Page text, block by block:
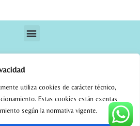
utiliza cookies de carácter técnico,
Estas cookies están exentas
según la normativa vigente.
© 2023. Designed By W Media